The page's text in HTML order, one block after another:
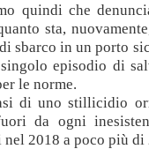
quindi che
sta,
sbarco in un porto
episodio di
le norme.
di uno stillicidio
da ogni
2018 a poco più di